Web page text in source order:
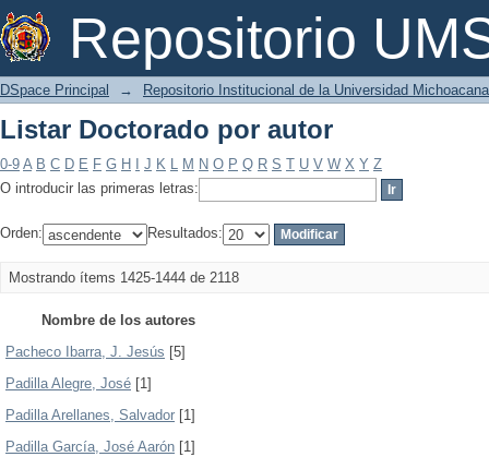
Repositorio
Listar Doctorado por autor
DSpace Principal → Repositorio Institucional de la Universidad
Listar Doctorado por autor
0-9 A B C D E F G H J K L M N O P Q R S T U V W X Y Z
O introducir las primeras letras:
Orden: Resultados:
Mostrando ítems 1425-1444 de 2118
Nombre de los autores
Pacheco Ibarra, J. Jesús [5]
Padilla Alegre, José [1]
Padilla Arellanes, Salvador [1]
Padilla García, José Aarón [1]